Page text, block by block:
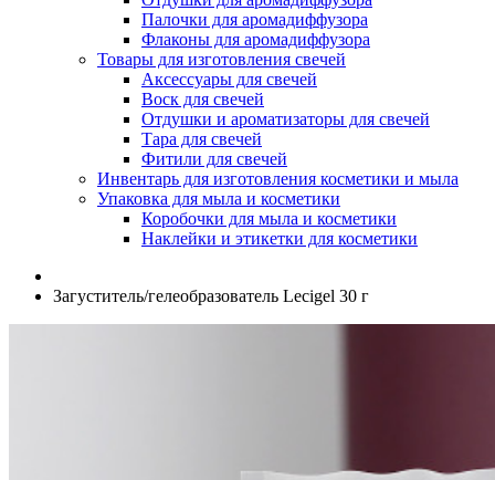
Палочки для аромадиффузора
Флаконы для аромадиффузора
Товары для изготовления свечей
Аксессуары для свечей
Воск для свечей
Отдушки и ароматизаторы для свечей
Тара для свечей
Фитили для свечей
Инвентарь для изготовления косметики и мыла
Упаковка для мыла и косметики
Коробочки для мыла и косметики
Наклейки и этикетки для косметики
Загуститель/гелеобразователь Lecigel 30 г